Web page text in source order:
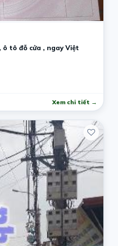
đỗ cửa , ngay Việt
Xem chi tiết →